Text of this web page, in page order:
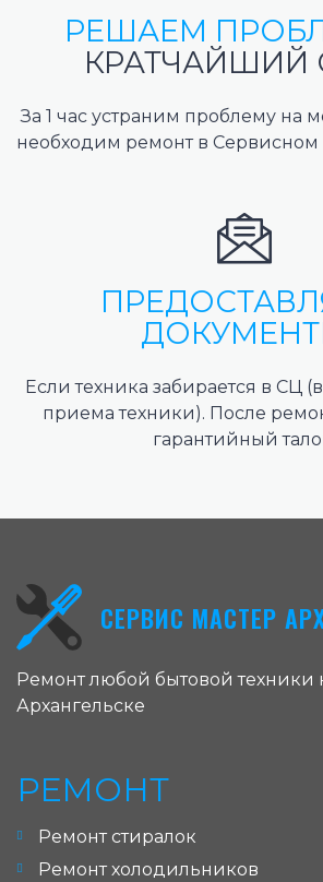
РЕШАЕМ
КРАТЧАЙШИЙ
За 1 час устраним проблему на
необходим ремонт в Сервисном
Если техника забирается в СЦ
приема техники). После
гарантийный
СЕРВИС МАСТЕР
Ремонт любой бытовой техники
Архангельске
РЕМОНТ
Ремонт стиралок
Ремонт холодильников